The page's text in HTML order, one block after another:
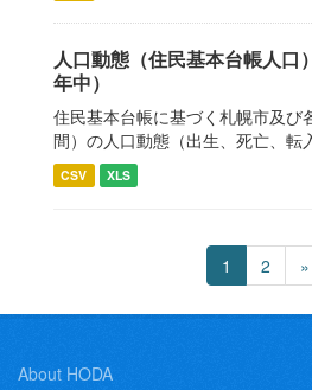
人口動態（住民基本台帳人口
年中）
住民基本台帳に基づく札幌市及び
間）の人口動態（出生、死亡、転
CSV XLS
1 2 »
About HODA